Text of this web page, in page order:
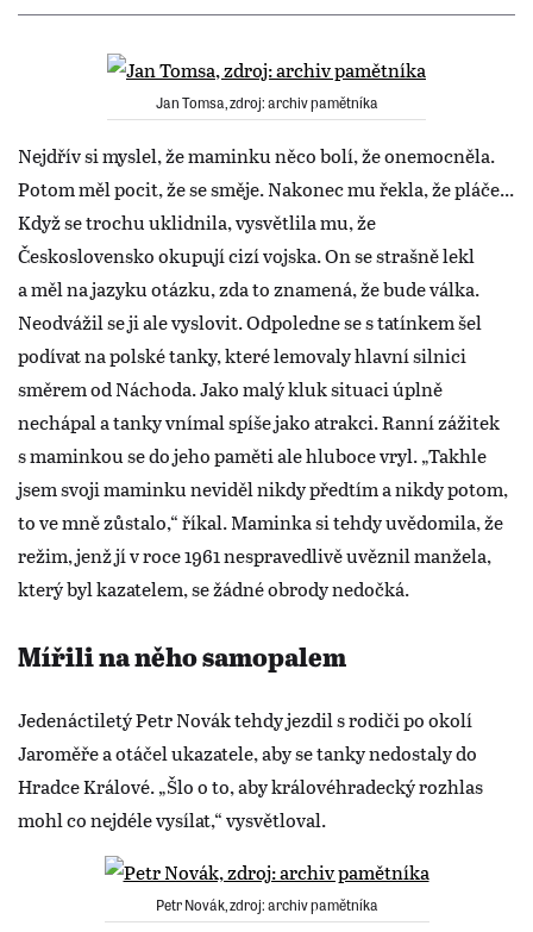
Jan Tomsa, zdroj: archiv pamětníka
Nejdřív si myslel, že maminku něco bolí, že onemocněla.
Potom měl pocit, že se směje. Nakonec mu řekla, že pláče...
Když se trochu uklidnila, vysvětlila mu, že
Československo okupují cizí vojska. On se strašně lekl
a měl na jazyku otázku, zda to znamená, že bude válka.
Neodvážil se ji ale vyslovit. Odpoledne se s tatínkem šel
podívat na polské tanky, které lemovaly hlavní silnici
směrem od Náchoda. Jako malý kluk situaci úplně
nechápal a tanky vnímal spíše jako atrakci. Ranní zážitek
s maminkou se do jeho paměti ale hluboce vryl. „Takhle
jsem svoji maminku neviděl nikdy předtím a nikdy potom,
to ve mně zůstalo,“ říkal. Maminka si tehdy uvědomila, že
režim, jenž jí v roce 1961 nespravedlivě uvěznil manžela,
který byl kazatelem, se žádné obrody nedočká.
Mířili na něho samopalem
Jedenáctiletý Petr Novák tehdy jezdil s rodiči po okolí
Jaroměře a otáčel ukazatele, aby se tanky nedostaly do
Hradce Králové. „Šlo o to, aby královéhradecký rozhlas
mohl co nejdéle vysílat,“ vysvětloval.
Petr Novák, zdroj: archiv pamětníka